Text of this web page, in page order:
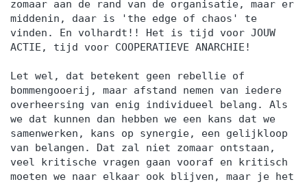
zomaar aan de rand van de organisatie, maar er
middenin, daar is 'the edge of chaos' te
vinden. En volhardt!! Het is tijd voor JOUW
ACTIE, tijd voor COOPERATIEVE ANARCHIE!
Let wel, dat betekent geen rebellie of
bommengooerij, maar afstand nemen van iedere
overheersing van enig individueel belang. Als
we dat kunnen dan hebben we een kans dat we
samenwerken, kans op synergie, een gelijkloop
van belangen. Dat zal niet zomaar ontstaan,
veel kritische vragen gaan vooraf en kritisch
moeten we naar elkaar ook blijven, maar je het